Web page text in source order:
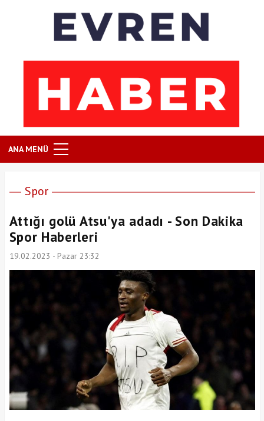
ANA MENÜ
Spor
Attığı golü Atsu'ya adadı - Son Dakika
Spor Haberleri
19.02.2023 - Pazar 23:32